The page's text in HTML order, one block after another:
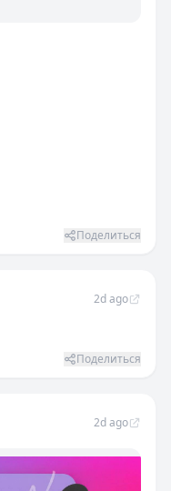
Поделиться
2d ago
Поделиться
2d ago